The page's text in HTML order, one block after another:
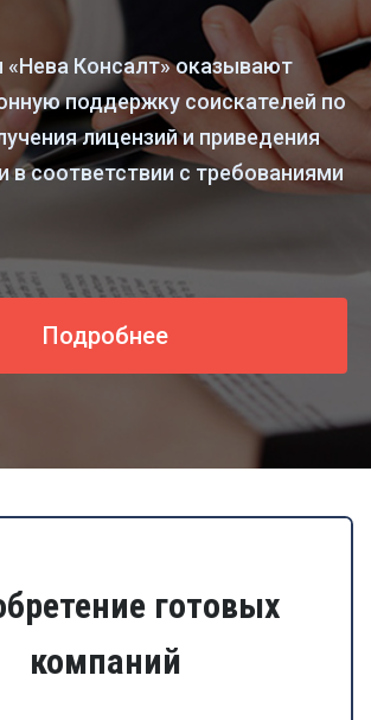
«Нева Консалт» оказывают
поддержку соискателей по
лицензий и приведения
в соответствии с требованиями
Подробнее
готовых
компаний